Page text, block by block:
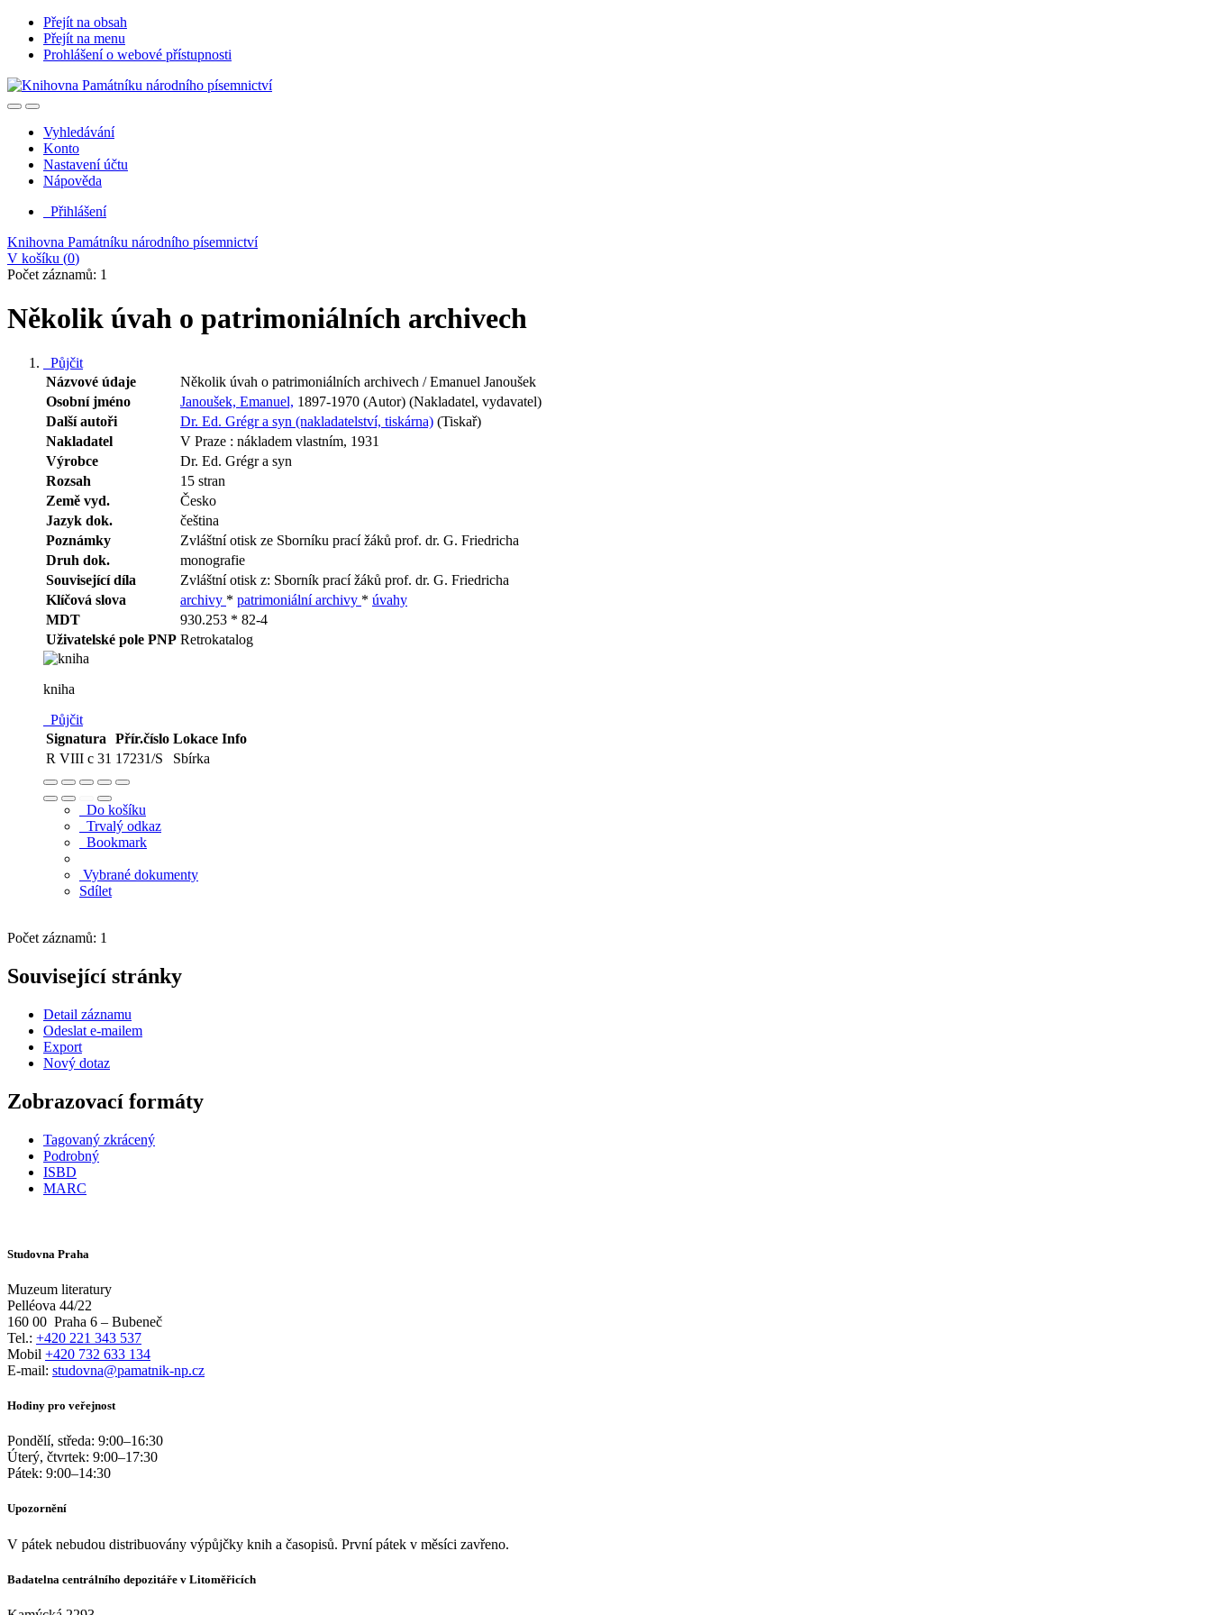
Přejít na obsah
Přejít na menu
Prohlášení o webové přístupnosti
Vyhledávání
Konto
Nastavení účtu
Nápověda
Přihlášení
Knihovna Památníku národního písemnictví
V košíku (0)
Počet záznamů: 1
Několik úvah o patrimoniálních archivech
Půjčit
Názvové údaje
Několik úvah o patrimoniálních archivech / Emanuel Janoušek
Osobní jméno
Janoušek, Emanuel, 1897-1970 (Autor) (Nakladatel, vydavatel)
Další autoři
Dr. Ed. Grégr a syn (nakladatelství, tiskárna) (Tiskař)
Nakladatel
V Praze : nákladem vlastním, 1931
Výrobce
Dr. Ed. Grégr a syn
Rozsah
15 stran
Země vyd.
Česko
Jazyk dok.
čeština
Poznámky
Zvláštní otisk ze Sborníku prací žáků prof. dr. G. Friedricha
Druh dok.
monografie
Související díla
Zvláštní otisk z: Sborník prací žáků prof. dr. G. Friedricha
Klíčová slova
archivy * patrimoniální archivy * úvahy
MDT
930.253 * 82-4
Uživatelské pole PNP Retrokatalog
kniha
Půjčit
Signatura
Přír.číslo Lokace Info
R VIII c 31 17231/S Sbírka
Do košíku
Trvalý odkaz
Bookmark
Vybrané dokumenty
Sdílet
Počet záznamů: 1
Související stránky
Detail záznamu
Odeslat e-mailem
Export
Nový dotaz
Zobrazovací formáty
Tagovaný zkrácený
Podrobný
ISBD
MARC
Studovna Praha
Muzeum literatury
Pelléova 44/22
160 00 Praha 6 – Bubeneč
Tel.: +420 221 343 537
Mobil +420 732 633 134
E-mail: studovna@pamatnik-np.cz
Hodiny pro veřejnost
Pondělí, středa: 9:00–16:30
Úterý, čtvrtek: 9:00–17:30
Pátek: 9:00–14:30
Upozornění
V pátek nebudou distribuovány výpůjčky knih a časopisů. První pátek v měsíci zavřeno.
Badatelna centrálního depozitáře v Litoměřicích